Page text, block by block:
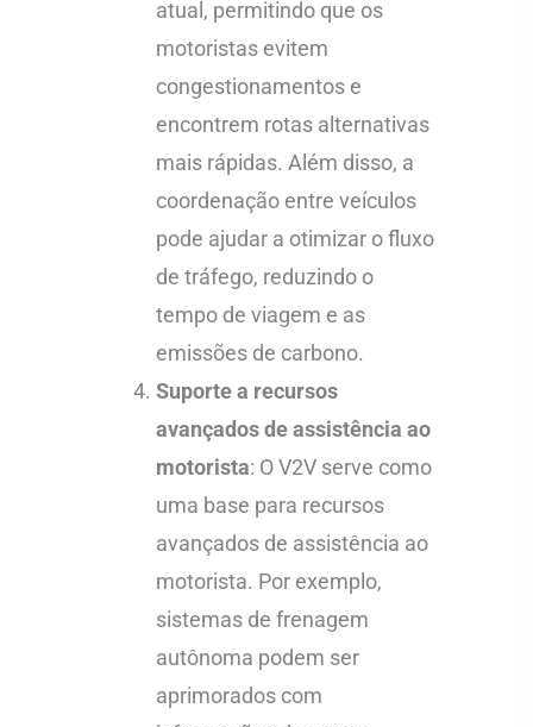
atual, permitindo que os
motoristas evitem
congestionamentos e
encontrem rotas alternativas
mais rápidas. Além disso, a
coordenação entre veículos
pode ajudar a otimizar o fluxo
de tráfego, reduzindo o
tempo de viagem e as
emissões de carbono.
Suporte a recursos
avançados de assistência ao
motorista: O V2V serve como
uma base para recursos
avançados de assistência ao
motorista. Por exemplo,
sistemas de frenagem
autônoma podem ser
aprimorados com